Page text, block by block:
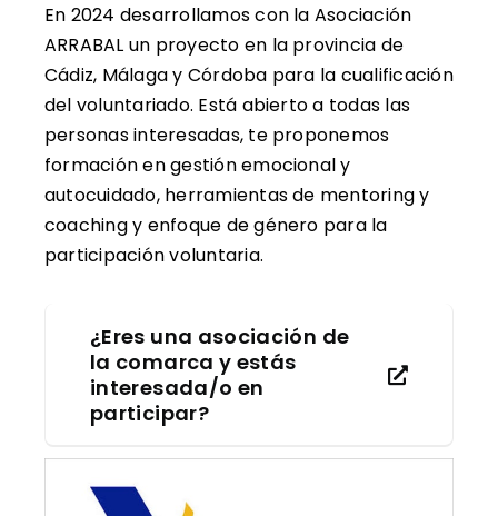
En 2024 desarrollamos con la Asociación
ARRABAL un proyecto en la provincia de
Cádiz, Málaga y Córdoba para la cualificación
del voluntariado. Está abierto a todas las
personas interesadas, te proponemos
formación en gestión emocional y
autocuidado, herramientas de mentoring y
coaching y enfoque de género para la
participación voluntaria.
¿Eres una asociación de
la comarca y estás
interesada/o en
participar?